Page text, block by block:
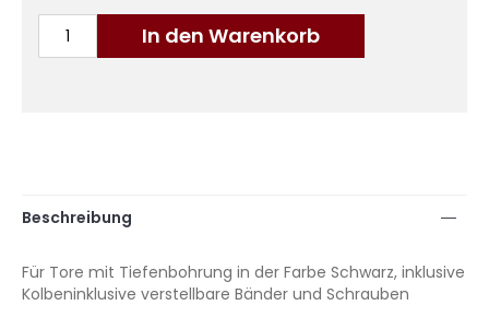
In den Warenkorb
Beschreibung
Für Tore mit Tiefenbohrung in der Farbe Schwarz, inklusive
Kolbeninklusive verstellbare Bänder und Schrauben